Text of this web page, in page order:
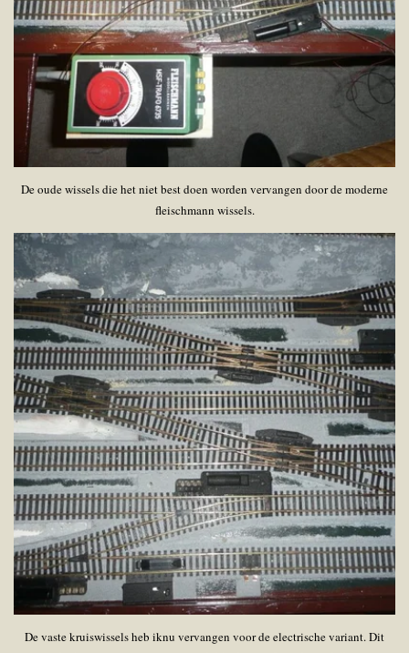
De oude wissels die het niet best doen worden vervangen door de moderne
fleischmann wissels.
De vaste kruiswissels heb iknu vervangen voor de electrische variant. Dit